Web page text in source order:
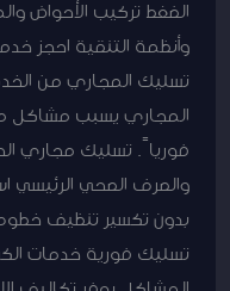
الضغط تركيب الأحواض
وأنظمة التنقية احجز
تسليك المجاري من
المجاري يسبب مشاكل
فورياً. تسليك مجاري
والصرف الصحي الرئيسي
بدون تكسير تنظيف
تسليك فورية خدمات